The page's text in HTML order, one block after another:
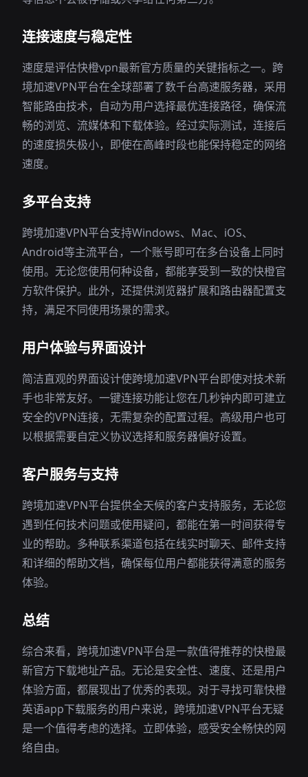
连接速度与稳定性
速度是评估快橙vpn最新官方质量的关键指标之一。跨
境加速VPN平台在全球部署了数千台高速服务器，采用
智能路由技术，自动为用户选择最优连接路径，确保流
畅的浏览、流媒体和下载体验。经过实际测试，连接后
的速度损失极小，即使在高峰时段也能保持稳定的网络
速度。
多平台支持
跨境加速VPN平台支持Windows、Mac、iOS、
Android等主流平台，一个账号即可在多台设备上同时
使用。无论您使用何种设备，都能享受到一致的快橙官
方软件保护。此外，还提供浏览器扩展和路由器配置支
持，满足不同使用场景的需求。
用户体验与界面设计
简洁直观的界面设计使跨境加速VPN平台即使对技术新
手也非常友好。一键连接功能让您在几秒钟内即可建立
安全的VPN连接，无需复杂的配置过程。高级用户也可
以根据需要自定义协议选择和服务器偏好设置。
客户服务与支持
跨境加速VPN平台提供全天候的客户支持服务，无论您
遇到任何技术问题或使用疑问，都能在第一时间获得专
业的帮助。多种联系渠道包括在线实时聊天、邮件支持
和详细的帮助文档，确保每位用户都能获得满意的服务
体验。
总结
综合来看，跨境加速VPN平台是一款值得推荐的快橙最
新官方下载地址产品。无论是安全性、速度、还是用户
体验方面，都展现出了优秀的表现。对于寻找可靠快橙
英语app下载服务的用户来说，跨境加速VPN平台无疑
是一个值得考虑的选择。立即体验，感受安全畅快的网
络自由。